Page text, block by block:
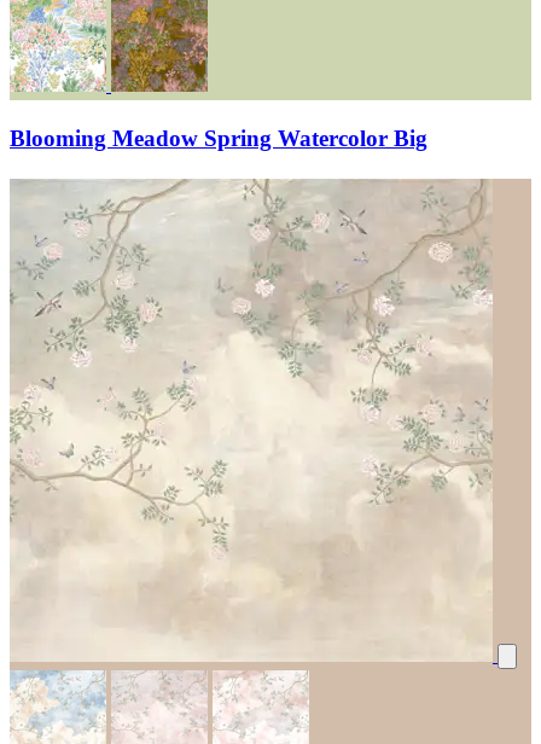
Blooming Meadow Spring Watercolor Big